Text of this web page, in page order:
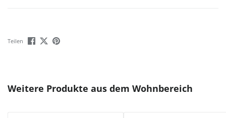
Teilen
Produktgalerie überspringen
Weitere Produkte aus dem Wohnbereich